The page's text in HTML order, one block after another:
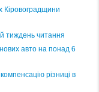
тиждень читання
авто на понад 6
різниці в